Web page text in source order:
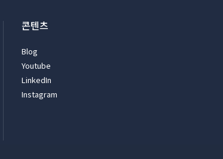
콘텐츠
Blog
Youtube
LinkedIn
Instagram